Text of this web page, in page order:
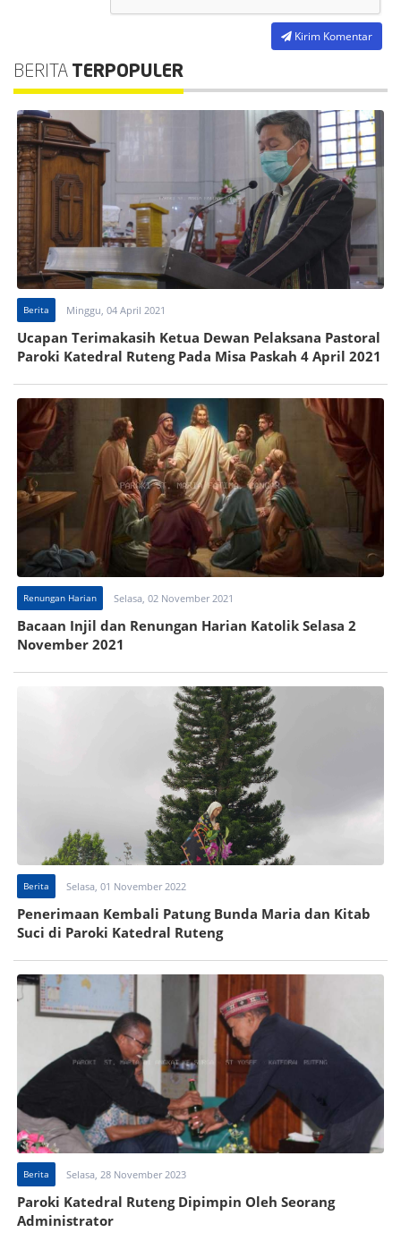
Kirim Komentar
BERITA TERPOPULER
Berita Minggu, 04 April 2021
Ucapan Terimakasih Ketua Dewan Pelaksana Pastoral
Paroki Katedral Ruteng Pada Misa Paskah 4 April 2021
Renungan Harian Selasa, 02 November 2021
Bacaan Injil dan Renungan Harian Katolik Selasa 2
November 2021
Berita Selasa, 01 November 2022
Penerimaan Kembali Patung Bunda Maria dan Kitab
Suci di Paroki Katedral Ruteng
Berita Selasa, 28 November 2023
Paroki Katedral Ruteng Dipimpin Oleh Seorang
Administrator